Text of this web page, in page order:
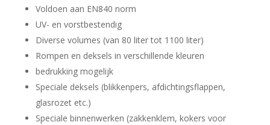
Voldoen aan EN840 norm
UV- en vorstbestendig
Diverse volumes (van 80 liter tot 1100 liter)
Rompen en deksels in verschillende kleuren
bedrukking mogelijk
Speciale deksels (blikkenpers, afdichtingsflappen,
glasrozet etc.)
Speciale binnenwerken (zakkenklem, kokers voor